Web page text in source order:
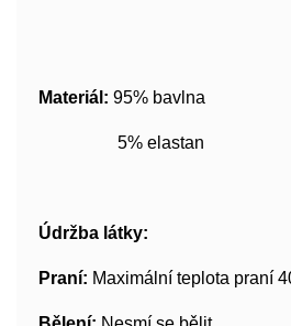
Materiál: 95% bavlna
5% elastan
Údržba látky:
Praní: Maximální teplota praní